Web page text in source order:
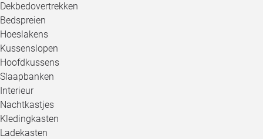
Dekbedovertrekken
Bedspreien
Hoeslakens
Kussenslopen
Hoofdkussens
Slaapbanken
Interieur
Nachtkastjes
Kledingkasten
Ladekasten